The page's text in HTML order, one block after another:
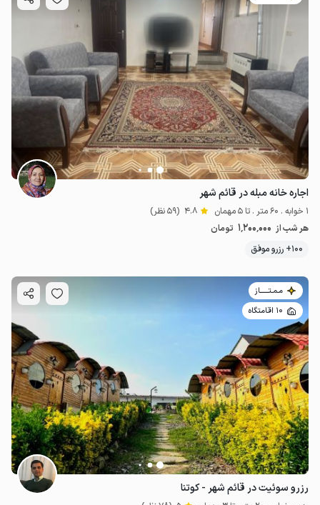
اجاره خانه مبله در قائم شهر
1 خوابه . 60 متر . تا 5 مهمان 4.8 (59 نظر)
هر شب از 1٬200٬000 تومان
100+ رزرو موفق
مـمـتــــــاز
10 اقامتگاه
رزرو سوئیت در قائم شهر - کوتنا